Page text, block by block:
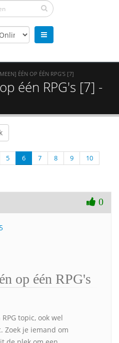
ÉÉN OP ÉÉN RPG'S [7]
één RPG's [7] -
5 6 7 8 9
10
0
op één RPG's
topic, ook wel
Zoek je iemand om